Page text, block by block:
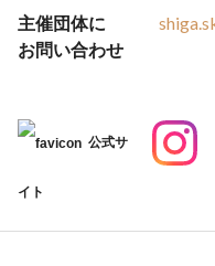
主催団体に
お問い合わせ
公式サ
イト